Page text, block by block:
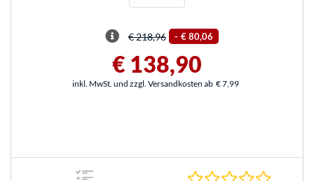
€ 218,96 - € 80,06
€ 138,90
inkl. MwSt. und zzgl. Versandkosten ab € 7,99